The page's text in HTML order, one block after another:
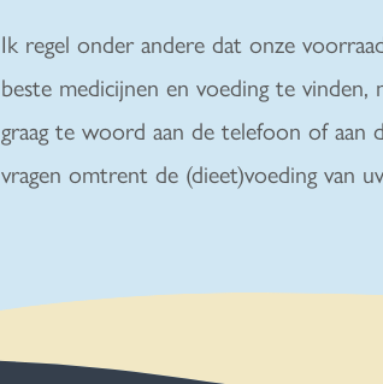
Ik regel onder andere dat onze
beste medicijnen en voeding te
graag te woord aan de telefoon of aan
vragen omtrent de (dieet)voeding van